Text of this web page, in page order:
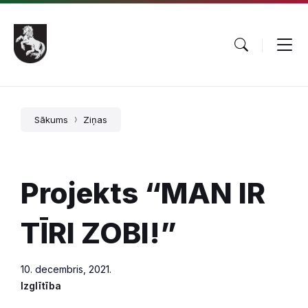
Pāriet
saturu
Skip
main
navigation
Skip
footer
Sākums Ziņas
Projekts “MAN IR
TĪRI ZOBI!”
10. decembris, 2021.
Izglītība